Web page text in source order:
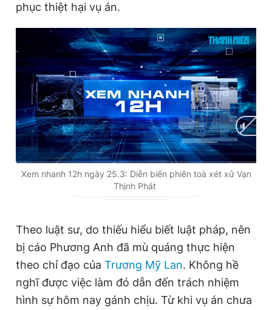
phục thiệt hại vụ án.
C
r
e
n
t
T
0:03 / D
a
t
i
o
n
36:18
Xem nhanh 12h ngày 25.3: Diễn biến phiên toà xét xử Vạn
Thịnh Phát
Theo luật sư, do thiếu hiểu biết luật pháp, nên
bị cáo Phương Anh đã mù quáng thực hiện
theo chỉ đạo của Trương Mỹ Lan. Không hề
nghĩ được việc làm đó dẫn đến trách nhiệm
hình sự hôm nay gánh chịu. Từ khi vụ án chưa